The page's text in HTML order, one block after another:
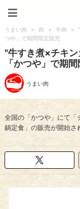
うまい肉 > 肉 > 牛肉 >
つや」で期間限定販売
"牛すき煮×チキ
「かつや」で期
うまい肉
全国の「かつや」にて「
鍋定食」の販売が開始さ